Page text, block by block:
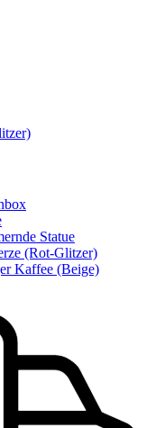
Statue
(Rot-Glitzer)
Kaffee (Beige)